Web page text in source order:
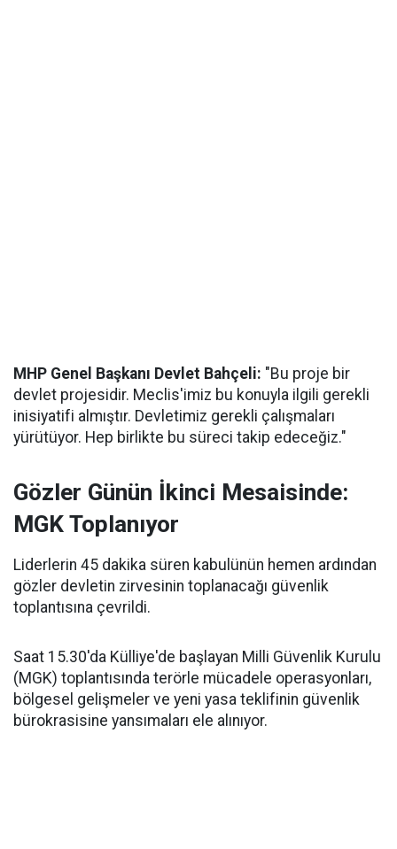
MHP Genel Başkanı Devlet Bahçeli: "Bu proje bir
devlet projesidir. Meclis'imiz bu konuyla ilgili gerekli
inisiyatifi almıştır. Devletimiz gerekli çalışmaları
yürütüyor. Hep birlikte bu süreci takip edeceğiz."
Gözler Günün İkinci Mesaisinde:
MGK Toplanıyor
Liderlerin 45 dakika süren kabulünün hemen ardından
gözler devletin zirvesinin toplanacağı güvenlik
toplantısına çevrildi.
Saat 15.30'da Külliye'de başlayan Milli Güvenlik Kurulu
(MGK) toplantısında terörle mücadele operasyonları,
bölgesel gelişmeler ve yeni yasa teklifinin güvenlik
bürokrasisine yansımaları ele alınıyor.